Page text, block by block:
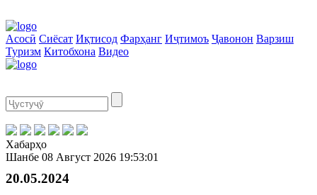
Асосӣ Сиёсат Иқтисод Фарҳанг Иҷтимоъ Ҷавонон Варзиш
Туризм Китобхона Видео
Хабарҳо
Шанбе 08 Август 2026 19:53:01
20.05.2024